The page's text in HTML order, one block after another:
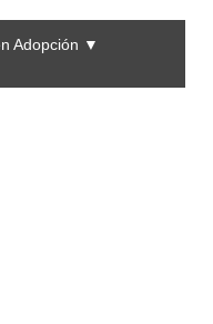
Adopción ▼